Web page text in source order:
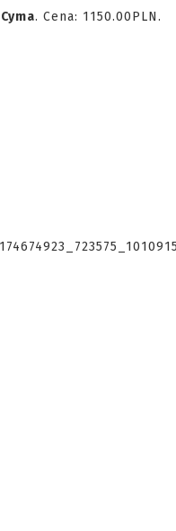
Cyma. Cena: 1150.00PLN.